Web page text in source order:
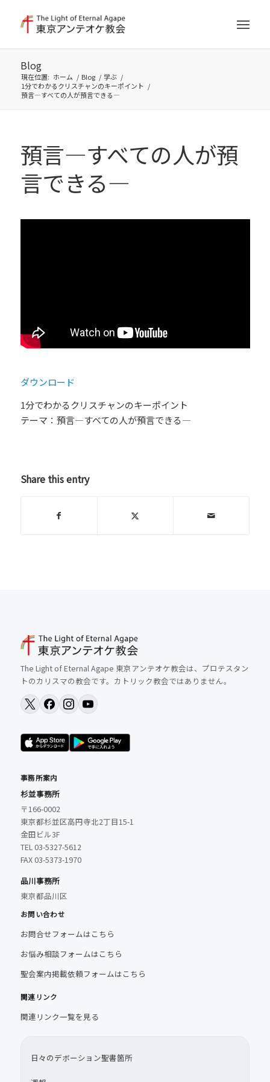
Blog
現在位置: ホーム / Blog / 学ぶ /
1分でわかるクリスチャンのキーポイント /
預言―すべての人が預言できる―
預言―すべての人が預
言できる―
ダウンロード
1分でわかるクリスチャンのキーポイント
テーマ：預言―すべての人が預言できる―
Share this entry
The Light of Eternal Agape 東京アンテオケ教会は、プロテスタン
トのカリスマの教会です。カトリック教会ではありません。
事務所案内
杉並事務所
〒166-0002
東京都杉並区高円寺北2丁目15-1
金田ビル3F
TEL 03-5327-5612
FAX 03-5373-1970
品川事務所
東京都品川区
お問い合わせ
お問合せフォームはこちら
お悩み相談フォームはこちら
聖会案内掲載依頼フォームはこちら
関連リンク
関連リンク一覧を見る
日々のデボーション聖書箇所